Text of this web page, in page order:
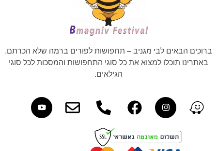
ברוכים הבאים לבי מגניב – תחפושות לפורים ברמה שלא הכרתם.
באתרינו תוכלו למצוא את כל סוגי התחפושות והמסכות לכל סוגי
הגילאים.